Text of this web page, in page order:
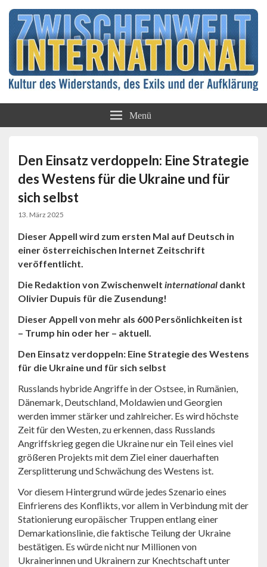
Zwischenwelt
International
Menü
Den Einsatz verdoppeln: Eine Strategie
des Westens für die Ukraine und für
sich selbst
13. März 2025
Dieser Appell wird zum ersten Mal auf Deutsch in
einer österreichischen Internet Zeitschrift
veröffentlicht.
Die Redaktion von Zwischenwelt international dankt
Olivier Dupuis für die Zusendung!
Dieser Appell von mehr als 600 Persönlichkeiten ist
– Trump hin oder her – aktuell.
Den Einsatz verdoppeln: Eine Strategie des Westens
für die Ukraine und für sich selbst
Russlands hybride Angriffe in der Ostsee, in Rumänien,
Dänemark, Deutschland, Moldawien und Georgien
werden immer stärker und zahlreicher. Es wird höchste
Zeit für den Westen, zu erkennen, dass Russlands
Angriffskrieg gegen die Ukraine nur ein Teil eines viel
größeren Projekts mit dem Ziel einer dauerhaften
Zersplitterung und Schwächung des Westens ist.
Vor diesem Hintergrund würde jedes Szenario eines
Einfrierens des Konflikts, vor allem in Verbindung mit der
Stationierung europäischer Truppen entlang einer
Demarkationslinie, die faktische Teilung der Ukraine
bestätigen. Es würde nicht nur Millionen von
Ukrainerinnen und Ukrainern zur Knechtschaft unter